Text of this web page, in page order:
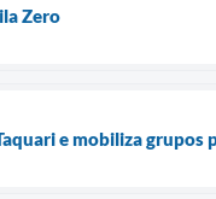
Zero
e mobiliza